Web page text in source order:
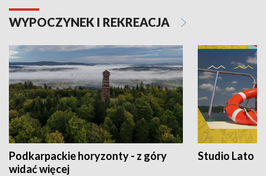
WYPOCZYNEK I REKREACJA
Podkarpackie horyzonty - z góry
widać więcej
Studio Lato